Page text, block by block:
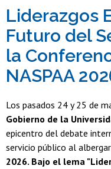
Liderazgos
Futuro del
la
NASPAA
Los pasados 24 y 25 de
Gobierno de la
epicentro del debate
servicio público al
2026. Bajo el lema